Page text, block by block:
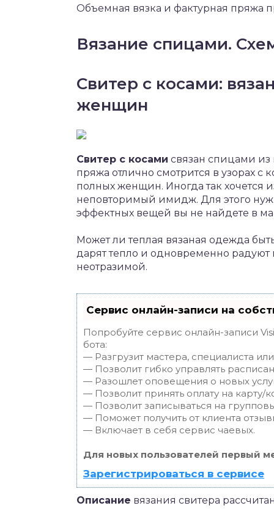
Объемная вязка и фактурная пряжа
Вязание спицами.
Свитер с косами:
женщин
Свитер с косами связан спицами
пряжа отлично смотрится в узорах с
полных женщин. Иногда так хочется
неповторимый имидж. Для этого
эффектных вещей вы не найдете в
Может ли теплая вязаная одежда
дарят тепло и одновременно радуют
неотразимой.
Сервис онлайн-записи на
Попробуйте сервис онлайн-записи
бота:
— Разгрузит мастера, специалиста
— Позволит гибко управлять
— Разошлет оповещения о новых
— Позволит принять оплату на карту/
— Позволит записываться на
— Поможет получить от клиента
— Включает в себя сервис чаевых.
Для новых пользователей первый
Зарегистрироваться в сервисе
Описание вязания свитера